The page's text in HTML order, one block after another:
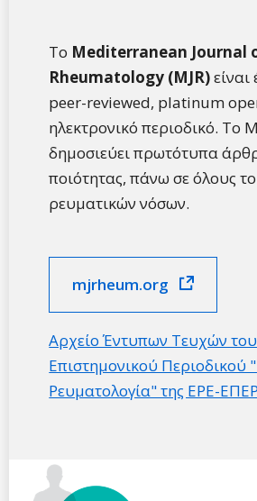
Το Mediterranean Journal
Rheumatology (MJR)είναι
peer-reviewed, platinum
ηλεκτρονικό περιοδικό. Το
δημοσιεύει πρωτότυπα
ποιότητας, πάνω σε όλους
ρευματικών νόσων.
mjrheum.org
Αρχείο Έντυπων Τευχών του
Επιστημονικού Περιοδικού
Ρευματολογία" της ΕΡΕ-